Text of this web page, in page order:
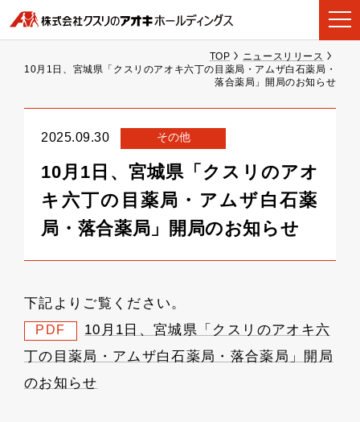
TOP
ニュースリリース
10月1日、宮城県「クスリのアオキ六丁の目薬局・アムザ白石薬局・
落合薬局」開局のお知らせ
2025.09.30 その他
10月1日、宮城県「クスリのアオ
キ六丁の目薬局・アムザ白石薬
局・落合薬局」開局のお知らせ
下記よりご覧ください。
PDF
10月1日、宮城県「クスリのアオキ六
丁の目薬局・アムザ白石薬局・落合薬局」開局
のお知らせ